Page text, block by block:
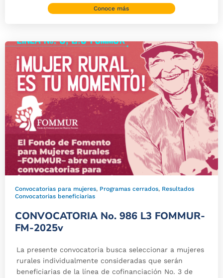
Conoce más
Convocatorias para mujeres, Programas cerrados, Resultados
Convocatorias beneficiarias
CONVOCATORIA No. 986 L3 FOMMUR-
FM-2025v
La presente convocatoria busca seleccionar a mujeres
rurales individualmente consideradas que serán
beneficiarias de la línea de cofinanciación No. 3 de